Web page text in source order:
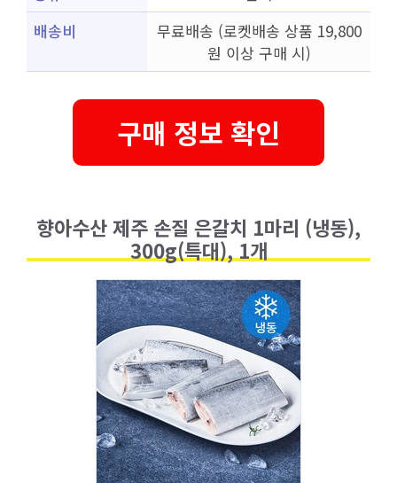
배송비
무료배송 (로켓배송 상품 19,800
원 이상 구매 시)
구매 정보 확인
향아수산 제주 손질 은갈치 1마리 (냉동),
300g(특대), 1개